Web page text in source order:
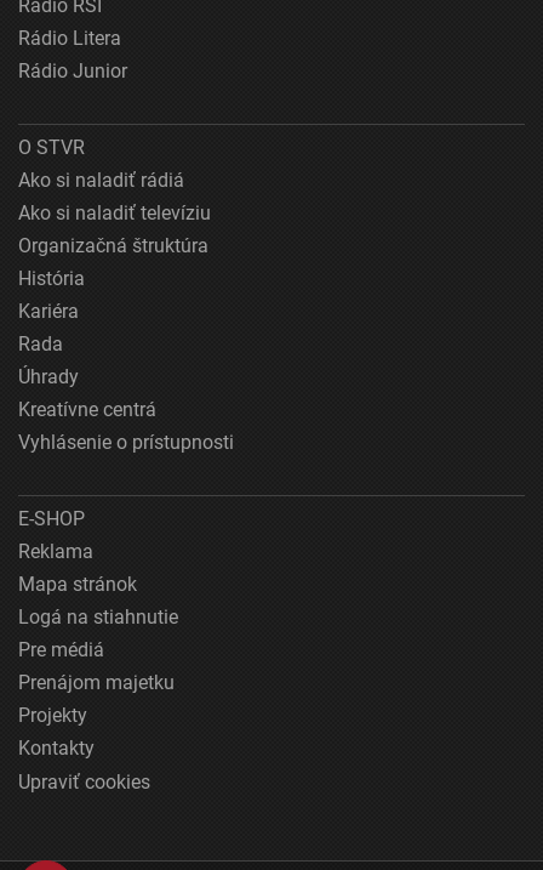
Rádio RSI
Rádio Litera
Rádio Junior
O STVR
Ako si naladiť rádiá
Ako si naladiť televíziu
Organizačná štruktúra
História
Kariéra
Rada
Úhrady
Kreatívne centrá
Vyhlásenie o prístupnosti
E-SHOP
Reklama
Mapa stránok
Logá na stiahnutie
Pre médiá
Prenájom majetku
Projekty
Kontakty
Upraviť cookies